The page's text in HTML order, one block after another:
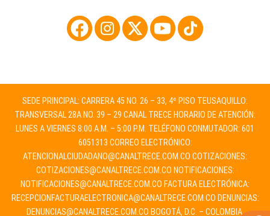
SEDE PRINCIPAL: CARRERA 45 NO. 26 – 33, 4º PISO TEUSAQUILLO:
TRANSVERSAL 28A NO. 39 – 29 CANAL TRECE HORARIO DE ATENCIÓN:
LUNES A VIERNES 8:00 A.M. – 5:00 P.M. TELÉFONO CONMUTADOR: 601
6051313 CORREO ELECTRÓNICO:
ATENCIONALCIUDADANO@CANALTRECE.COM.CO COTIZACIONES:
COTIZACIONES@CANALTRECE.COM.CO NOTIFICACIONES:
NOTIFICACIONES@CANALTRECE.COM.CO FACTURA ELECTRÓNICA:
RECEPCIONFACTURAELECTRONICA@CANALTRECE.COM.CO DENUNCIAS:
DENUNCIAS@CANALTRECE.COM.CO BOGOTÁ, D.C. – COLOMBIA.